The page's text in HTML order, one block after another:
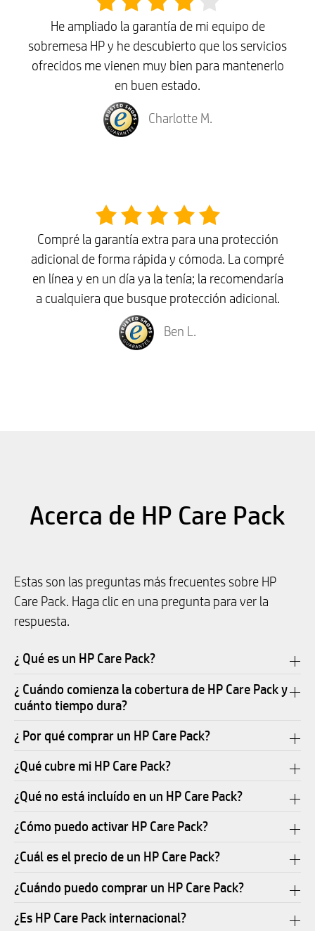
He ampliado la garantía de mi equipo de
sobremesa HP y he descubierto que los servicios
ofrecidos me vienen muy bien para mantenerlo
en buen estado.
Charlotte M.
Compré la garantía extra para una protección
adicional de forma rápida y cómoda. La compré
en línea y en un día ya la tenía; la recomendaría
a cualquiera que busque protección adicional.
Ben L.
Acerca de HP Care Pack
Estas son las preguntas más frecuentes sobre HP
Care Pack. Haga clic en una pregunta para ver la
respuesta.
¿ Qué es un HP Care Pack?
¿ Cuándo comienza la cobertura de HP Care Pack y
cuánto tiempo dura?
¿ Por qué comprar un HP Care Pack?
¿Qué cubre mi HP Care Pack?
¿Qué no está incluído en un HP Care Pack?
¿Cómo puedo activar HP Care Pack?
¿Cuál es el precio de un HP Care Pack?
¿Cuándo puedo comprar un HP Care Pack?
¿Es HP Care Pack internacional?